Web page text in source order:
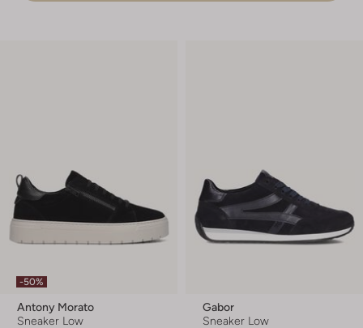
-50%
Antony Morato
Sneaker Low
Gabor
Sneaker Low